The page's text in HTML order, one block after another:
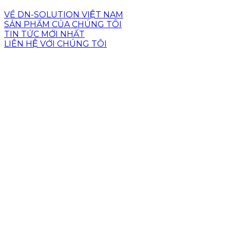
VỀ DN-SOLUTION VIỆT NAM
SẢN PHẨM CỦA CHÚNG TÔI
TIN TỨC MỚI NHẤT
LIÊN HỆ VỚI CHÚNG TÔI